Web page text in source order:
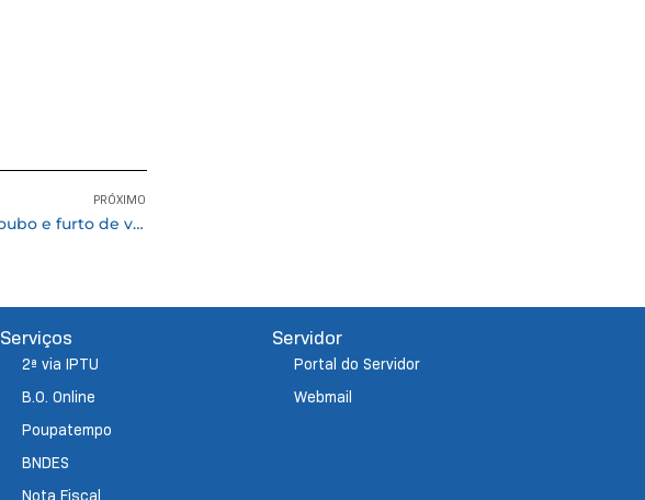
PRÓXIMO
Cotia registra queda nos casos de roubo e furto de veículos, aponta SSP
Serviços
2ª via IPTU
B.O. Online
Poupatempo
BNDES
Nota Fiscal
Servidor
Portal do Servidor
Webmail